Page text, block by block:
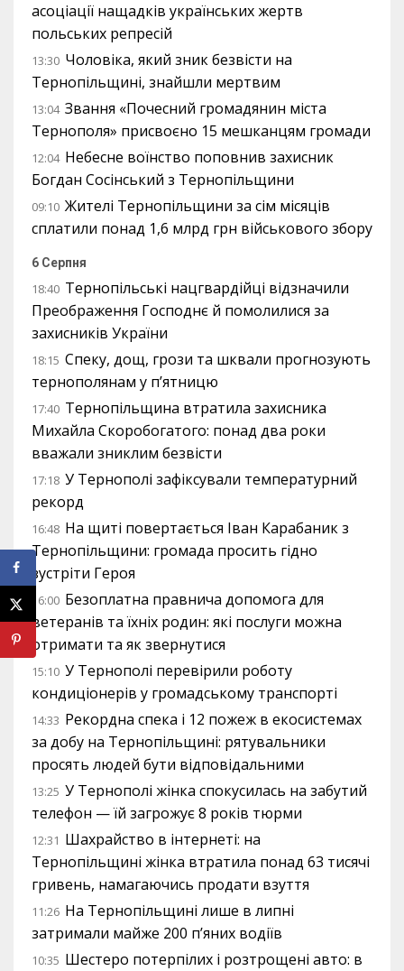
асоціації нащадків українських жертв
польських репресій
13:30 Чоловіка, який зник безвісти на
Тернопільщині, знайшли мертвим
13:04 Звання «Почесний громадянин міста
Тернополя» присвоєно 15 мешканцям громади
12:04 Небесне воїнство поповнив захисник
Богдан Сосінський з Тернопільщини
09:10 Жителі Тернопільщини за сім місяців
сплатили понад 1,6 млрд грн військового збору
6 Серпня
18:40 Тернопільські нацгвардійці відзначили
Преображення Господнє й помолилися за
захисників України
18:15 Спеку, дощ, грози та шквали прогнозують
тернополянам у п’ятницю
17:40 Тернопільщина втратила захисника
Михайла Скоробогатого: понад два роки
вважали зниклим безвісти
17:18 У Тернополі зафіксували температурний
рекорд
16:48 На щиті повертається Іван Карабаник з
Тернопільщини: громада просить гідно
зустріти Героя
16:00 Безоплатна правнича допомога для
ветеранів та їхніх родин: які послуги можна
отримати та як звернутися
15:10 У Тернополі перевірили роботу
кондиціонерів у громадському транспорті
14:33 Рекордна спека і 12 пожеж в екосистемах
за добу на Тернопільщині: рятувальники
просять людей бути відповідальними
13:25 У Тернополі жінка спокусилась на забутий
телефон — їй загрожує 8 років тюрми
12:31 Шахрайство в інтернеті: на
Тернопільщині жінка втратила понад 63 тисячі
гривень, намагаючись продати взуття
11:26 На Тернопільщині лише в липні
затримали майже 200 п’яних водіїв
10:35 Шестеро потерпілих і розтрощені авто: в